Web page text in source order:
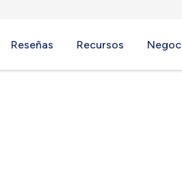
Reseñas Recursos